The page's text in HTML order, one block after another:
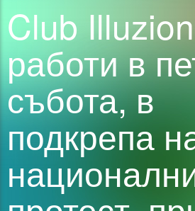
Club Illuzion
работи в
събота, в
подкрепа